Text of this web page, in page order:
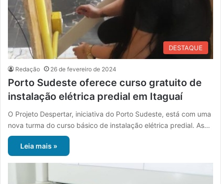
DESTAQUE
Redação 26 de fevereiro de 2024
Porto Sudeste oferece curso gratuito de
instalação elétrica predial em Itaguaí
O Projeto Despertar, iniciativa do Porto Sudeste, está com uma
nova turma do curso básico de instalação elétrica predial. As…
Leia mais »